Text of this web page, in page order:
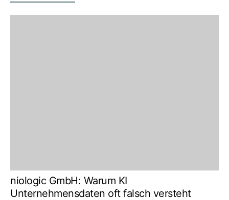
niologic GmbH: Warum KI
Unternehmensdaten oft falsch versteht